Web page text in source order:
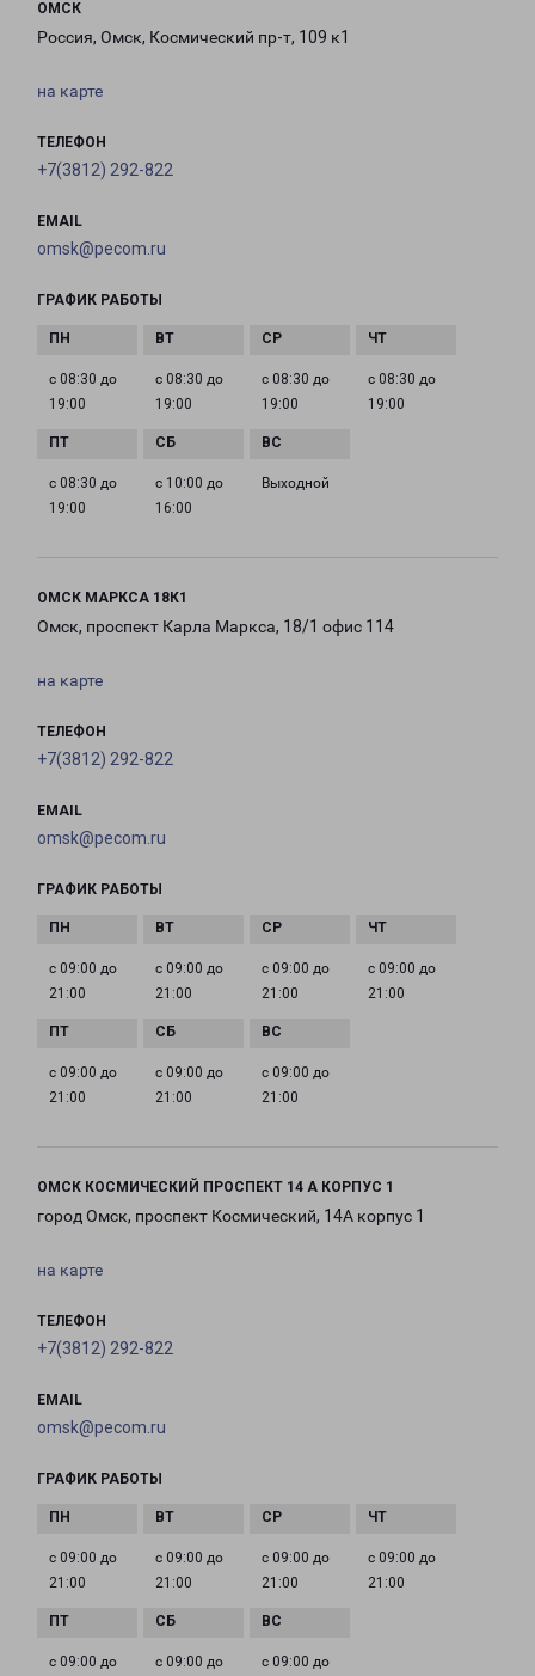
ОМСК
Россия, Омск, Космический пр-т, 109 к1
на карте
ТЕЛЕФОН
+7(3812) 292-822
EMAIL
omsk@pecom.ru
ГРАФИК РАБОТЫ
с 08:30 до
19:00
с 08:30 до
19:00
с 08:30 до
19:00
с 08:30 до
19:00
с 08:30 до
19:00
с 10:00 до
16:00
Выходной
ОМСК МАРКСА 18К1
Омск, проспект Карла Маркса, 18/1 офис 114
на карте
ТЕЛЕФОН
+7(3812) 292-822
EMAIL
omsk@pecom.ru
ГРАФИК РАБОТЫ
с 09:00 до
21:00
с 09:00 до
21:00
с 09:00 до
21:00
с 09:00 до
21:00
с 09:00 до
21:00
с 09:00 до
21:00
с 09:00 до
21:00
ОМСК КОСМИЧЕСКИЙ ПРОСПЕКТ 14 А КОРПУС 1
город Омск, проспект Космический, 14А корпус 1
на карте
ТЕЛЕФОН
+7(3812) 292-822
EMAIL
omsk@pecom.ru
ГРАФИК РАБОТЫ
с 09:00 до
21:00
с 09:00 до
21:00
с 09:00 до
21:00
с 09:00 до
21:00
с 09:00 до
с 09:00 до
с 09:00 до